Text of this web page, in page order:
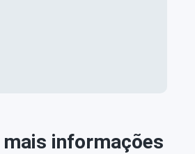
mais informações